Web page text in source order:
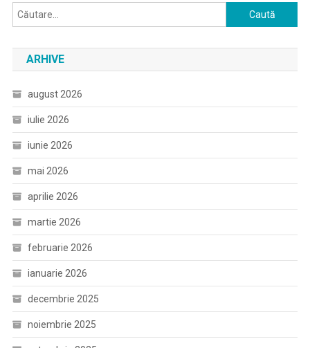
Caută
după:
ARHIVE
august 2026
iulie 2026
iunie 2026
mai 2026
aprilie 2026
martie 2026
februarie 2026
ianuarie 2026
decembrie 2025
noiembrie 2025